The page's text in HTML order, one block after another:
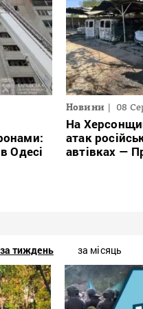
Одесі
Новини 08
На
атак
автівках —
за тиждень за місяць